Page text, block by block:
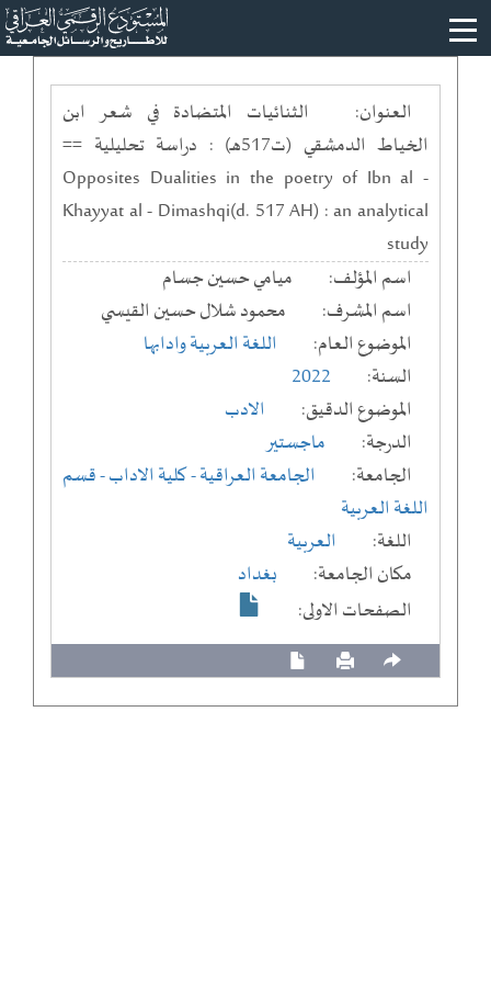
العنوان:
الثنائيات المتضادة في شعر ابن
الخياط الدمشقي (ت517هـ) : دراسة تحليلية ==
Opposites Dualities in the poetry of Ibn al -
Khayyat al - Dimashqi(d. 517 AH) : an analytical
study
اسم المؤلف:
ميامي حسين جسام
اسم المشرف:
محمود شلال حسين القيسي
الموضوع العام:
اللغة العربية وادابها
السنة:
2022
الموضوع الدقيق:
الادب
الدرجة:
ماجستير
الجامعة:
الجامعة العراقية- كلية الاداب- قسم
اللغة العربية
اللغة:
العربية
مكان الجامعة:
بغداد
الصفحات الاولى: